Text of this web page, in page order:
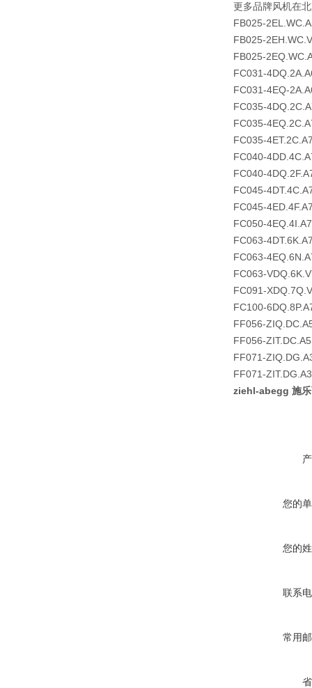
更多品牌风机在
FB025-
FB025-
FB025-
FC031-
FC031-4EQ-
FC035-
FC035-
FC035-
FC040-
FC040-
FC045-
FC045-
FC050-4EQ.4I.A7
FC063-
FC063-
FC063-
FC091-
FC100-
FF056-
FF056-
FF071-
FF071-
ziehl-abegg 施乐
您的
您的
联系
常用